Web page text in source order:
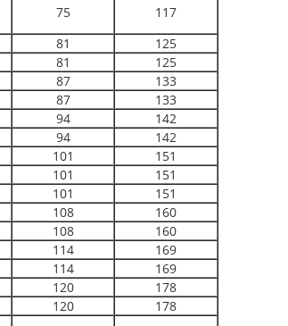
75
117
81
125
81
125
87
133
87
133
94
142
94
142
101
151
101
151
101
151
108
160
108
160
114
169
114
169
120
178
120
178